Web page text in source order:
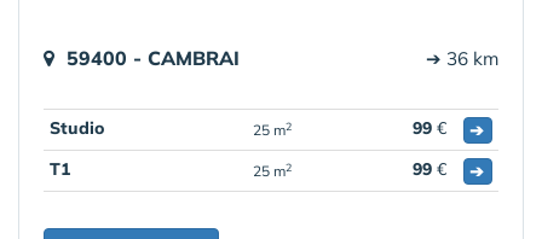
59400 - CAMBRAI ➔ 36 km
Studio 25 m2 99 €
➔
T1
25 m2 99 € ➔